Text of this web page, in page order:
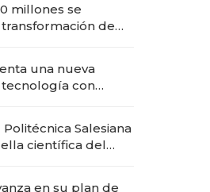
millones se
de
una nueva
con
Salesiana
científica del
en su plan de